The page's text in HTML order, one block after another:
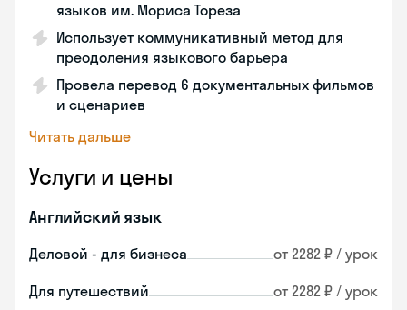
языков им. Мориса Тореза
Использует коммуникативный метод для
преодоления языкового барьера
Провела перевод 6 документальных фильмов
и сценариев
Читать дальше
Услуги и цены
Английский язык
Деловой - для бизнеса от 2282 ₽ / урок
Для путешествий от 2282 ₽ / урок